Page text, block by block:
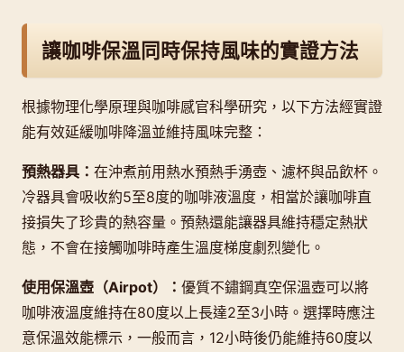
讓咖啡保溫同時保持風味的實證方法
根據物理化學原理與咖啡感官科學研究，以下方法經實證
能有效延緩咖啡降溫並維持風味完整：
預熱器具： 在沖煮前用熱水預熱手湧壺、濾杯與品飲杯。
冷器具會吸收約5至8度的咖啡液溫度，相當於讓咖啡直
接損失了珍貴的熱容量。預熱還能讓器具維持穩定熱狀
態，不會在接觸咖啡時產生溫度梯度劇烈變化。
使用保溫壺（Airpot）： 優質不鏽鋼真空保溫壺可以將
咖啡液溫度維持在80度以上長達2至3小時。選擇時應注
意保溫效能標示，一般而言，12小時後仍能維持60度以